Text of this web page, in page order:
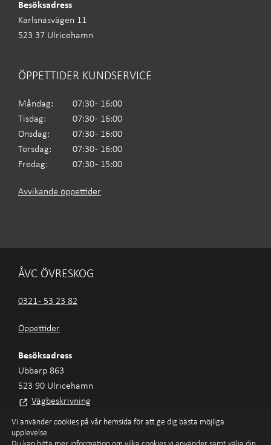
Besöksadress
Karlsnäsvägen 11
523 37 Ulricehamn
ÖPPETTIDER KUNDSERVICE
Måndag:
07:30 - 16:00
Tisdag:
07:30 - 16:00
Onsdag:
07:30 - 16:00
Torsdag:
07:30 - 16:00
Fredag:
07:30 - 15:00
Avvikande öppettider
ÅVC ÖVRESKOG
0321 - 53 23 82
Öppettider
Besöksadress
Ubbarp 863
523 90 Ulricehamn
Vägbeskrivning
Vi använder cookies på vår hemsida för att ge dig bästa möjliga
upplevelse.